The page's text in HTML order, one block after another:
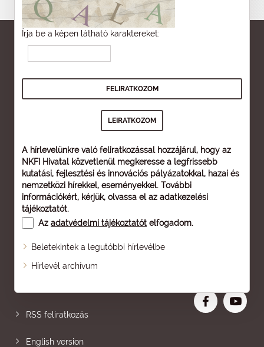
Írja be a képen látható karaktereket:
A hírlevelünkre való feliratkozással hozzájárul, hogy az
NKFI Hivatal közvetlenül megkeresse a legfrissebb
kutatási, fejlesztési és innovációs pályázatokkal, hazai és
nemzetközi hírekkel, eseményekkel. További
információkért, kérjük, olvassa el az adatkezelési
tájékoztatót.
Az adatvédelmi tájékoztatót elfogadom.
Beletekintek a legutóbbi hírlevélbe
Hírlevél archívum
Oldaltérkép
RSS feliratkozás
English version